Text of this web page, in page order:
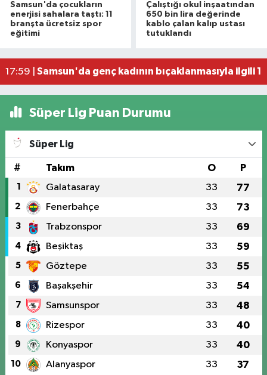
Samsun'da çocukların
enerjisi sahalara taştı: 11
branşta ücretsiz spor
eğitimi
Çalıştığı okul inşaatından
650 bin lira değerinde
kablo çalan kalıp ustası
tutuklandı
22:58 |İller Arası Muay Thai Açık Hava Turnuvası
22:36 |Konteyner ev alevlere teslim oldu
19:59 | NebiyanFest başladı: 7 yaşındaki çocuktan
17:59 | Samsun'da genç kadının bıçaklanmasıyla ilgili 1
Süper Lig Puan Durumu
Süper Lig
# Takım O P
1 Galatasaray 33 77
2 Fenerbahçe 33 73
3 Trabzonspor 33 69
4 Beşiktaş 33 59
5 Göztepe 33 55
6 Başakşehir 33 54
7 Samsunspor 33 48
8 Rizespor 33 40
9 Konyaspor 33 40
10 Alanyaspor 33 37